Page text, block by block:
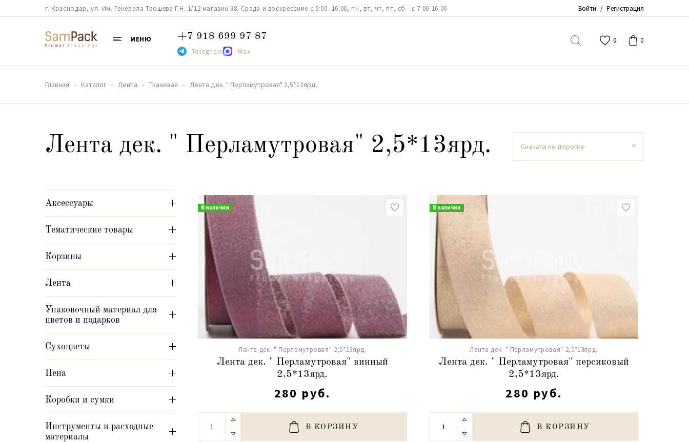
г. Краснодар, ул. Им. Генерала Трошева Г.Н. 1/12 магазин 38. Среда и воскресение с 6:00- 16:00, пн, вт, чт, пт, сб - с 7:00-16:00 Войти / Регистрация
МЕНЮ +7 918 699 97 87
Telegram Max
0 0
Главная Каталог Лента Тканевая Лента дек. " Перламутровая" 2,5*13ярд.
Лента дек. " Перламутровая" 2,5*13ярд. Сначала не дорогие
Аксессуары
Тематические товары
Корзины
Лента
Упаковочный материал для
цветов и подарков
Сухоцветы
Пена
Коробки и сумки
Инструменты и расходные
материалы
В наличии
Лента дек. " Перламутровая" 2,5*13ярд.
Лента дек. " Перламутровая" винный
2,5*13ярд.
280 руб.
В КОРЗИНУ
В наличии
Лента дек. " Перламутровая" 2,5*13ярд.
Лента дек. " Перламутровая" персиковый
2,5*13ярд.
280 руб.
В КОРЗИНУ